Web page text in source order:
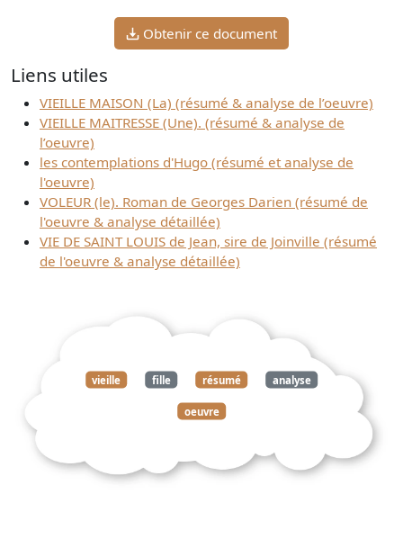
Obtenir ce document
Liens utiles
VIEILLE MAISON (La) (résumé & analyse de l’oeuvre)
VIEILLE MAITRESSE (Une). (résumé & analyse de
l’oeuvre)
les contemplations d'Hugo (résumé et analyse de
l'oeuvre)
VOLEUR (le). Roman de Georges Darien (résumé de
l'oeuvre & analyse détaillée)
VIE DE SAINT LOUIS de Jean, sire de Joinville (résumé
de l'oeuvre & analyse détaillée)
vieille fille résumé analyse
oeuvre